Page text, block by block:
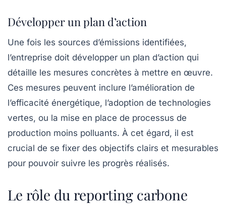
Développer un plan d’action
Une fois les sources d’émissions identifiées,
l’entreprise doit développer un plan d’action qui
détaille les mesures concrètes à mettre en œuvre.
Ces mesures peuvent inclure l’amélioration de
l’efficacité énergétique, l’adoption de technologies
vertes, ou la mise en place de processus de
production moins polluants. À cet égard, il est
crucial de se fixer des objectifs clairs et mesurables
pour pouvoir suivre les progrès réalisés.
Le rôle du reporting carbone